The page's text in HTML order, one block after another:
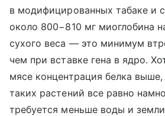
в модифицированных табаке и
около 800−810 мг миоглобина
сухого веса — это минимум
чем при вставке гена в ядро.
мясе концентрация белка
таких растений все равно
требуется меньше воды и